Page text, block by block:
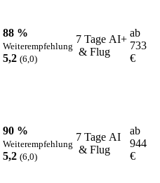
88 %
Weiterempfehlung
5,2 (6,0)
7 Tage AI+
& Flug
ab
733
€
90 %
Weiterempfehlung
5,2 (6,0)
7 Tage AI
& Flug
ab
944
€